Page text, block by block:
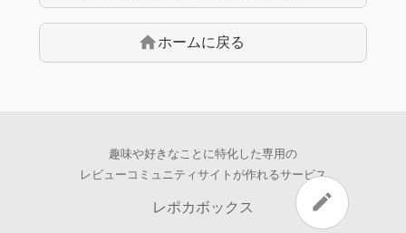
edit
homeホームに戻る
趣味や好きなことに特化した専用の
レビューコミュニティサイトが作れるサービス
レポカボックス